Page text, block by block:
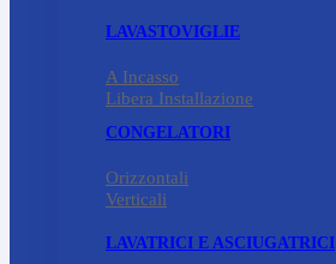
LAVASTOVIGLIE
A Incasso
Libera Installazione
CONGELATORI
Orizzontali
Verticali
LAVATRICI E ASCIUGATRICI